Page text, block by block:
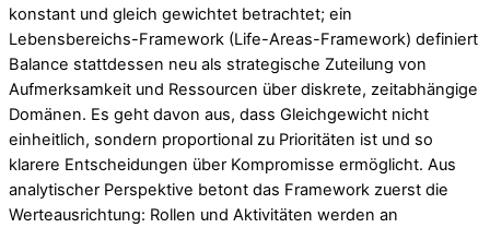
konstant und gleich gewichtet betrachtet; ein
Lebensbereichs-Framework (Life-Areas-Framework) definiert
Balance stattdessen neu als strategische Zuteilung von
Aufmerksamkeit und Ressourcen über diskrete, zeitabhängige
Domänen. Es geht davon aus, dass Gleichgewicht nicht
einheitlich, sondern proportional zu Prioritäten ist und so
klarere Entscheidungen über Kompromisse ermöglicht. Aus
analytischer Perspektive betont das Framework zuerst die
Werteausrichtung: Rollen und Aktivitäten werden an